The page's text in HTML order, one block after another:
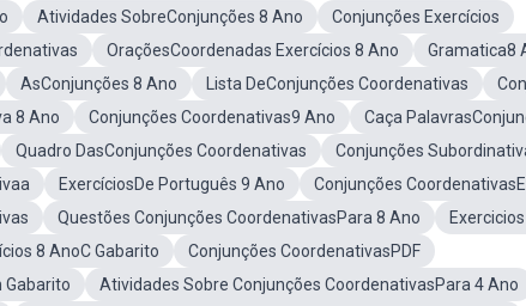
Atividades SobreConjunções 8 Ano
Conjunções Exercícios
OraçõesCoordenadas Exercícios 8 Ano
Gramatica8
AsConjunções 8 Ano Lista DeConjunções Coordenativas
8 Ano
Conjunções Coordenativas9 Ano
Caça
Quadro DasConjunções Coordenativas
Conjunções
ExercíciosDe Português 9 Ano
Conjunções
Questões Conjunções CoordenativasPara 8 Ano
8 AnoC Gabarito
Conjunções CoordenativasPDF
Gabarito
Atividades Sobre Conjunções CoordenativasPara 4 Ano